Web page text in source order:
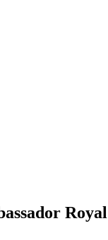
Royal